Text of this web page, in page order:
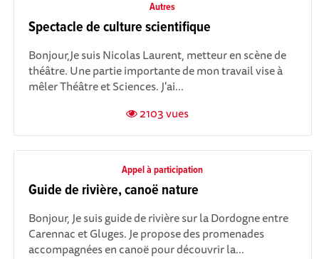
Autres
Spectacle de culture scientifique
Bonjour, Je suis Nicolas Laurent, metteur en scène de
théâtre. Une partie importante de mon travail vise à
mêler Théâtre et Sciences. J'ai...
2103 vues
Appel à participation
Guide de rivière, canoë nature
Bonjour, Je suis guide de rivière sur la Dordogne entre
Carennac et Gluges. Je propose des promenades
accompagnées en canoë pour découvrir la...